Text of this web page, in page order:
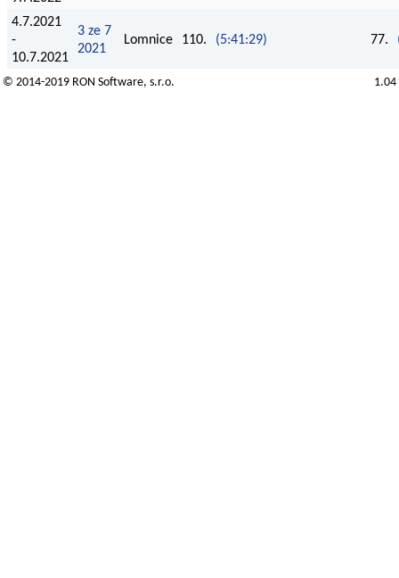
4.7.2021
-
10.7.2021
3 ze 7
2021
Lomnice 110. (5:41:29) 77.
© 2014-2019 RON Software, s.r.o. 1.04